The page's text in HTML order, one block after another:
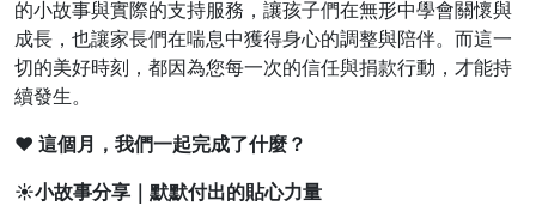
的小故事與實際的支持服務，讓孩子們在無形中學會關懷與
成長，也讓家長們在喘息中獲得身心的調整與陪伴。而這一
切的美好時刻，都因為您每一次的信任與捐款行動，才能持
續發生。
❤ 這個月，我們一起完成了什麼？
☀小故事分享｜默默付出的貼心力量